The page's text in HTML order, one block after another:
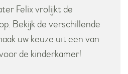
Felix vrolijkt de
Bekijk de verschillende
uw keuze uit een van
de kinderkamer!